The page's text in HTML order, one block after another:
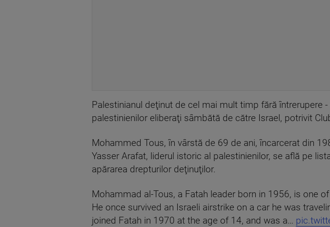
Palestinianul deţinut de cel mai mult timp fără întrerupere
palestinienilor eliberaţi sâmbătă de către Israel, potrivit
Mohammed Tous, în vârstă de 69 de ani, încarcerat din
Yasser Arafat, liderul istoric al palestinienilor, se află pe
apărarea drepturilor deţinuţilor.
Mohammad al-Tous, a Fatah leader born in 1956, is one
He once survived an Israeli airstrike on a car he was
joined Fatah in 1970 at the age of 14, and was a…